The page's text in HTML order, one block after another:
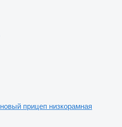
новый прицеп низкорамная